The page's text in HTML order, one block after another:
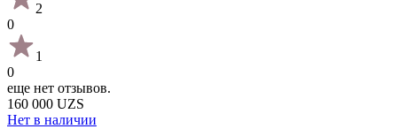
2
0
1
0
еще нет отзывов.
160 000 UZS
Нет в наличии